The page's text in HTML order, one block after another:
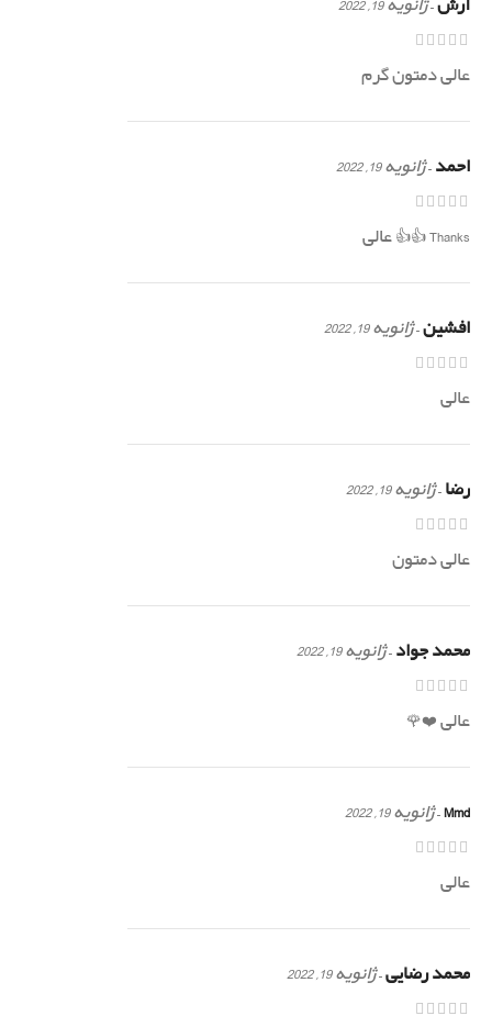
عالی دمتون گرم
احمد–ژانویه 19, 2022
Thanks 👍👍 عالی
افشین–ژانویه 19, 2022
عالی
رضا–ژانویه 19, 2022
عالی دمتون
محمد جواد–ژانویه 19, 2022
عالی ❤️🌹
Mmd
–ژانویه 19, 2022
عالی
محمد رضایی–ژانویه 19, 2022